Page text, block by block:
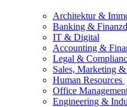
Architektur &
Banking &
IT & Digital
Accounting &
Legal &
Sales, Marketing
Human Resources
Office
Engineering &